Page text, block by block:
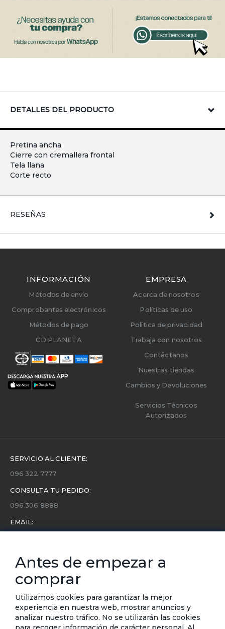
DETALLES DEL PRODUCTO
Pretina ancha
Cierre con cremallera frontal
Tela llana
Corte recto
RESEÑAS
INFORMACIÓN
Métodos de envío
Comprobantes electrónicos
Métodos de pago
CD PLANETA
EMPRESA
Acerca de nosotros
Políticas de uso
Política de privacidad
Trabaja con nosotros
Contáctanos
Nuestras tiendas
Cambios y Devoluciones
Servicios Técnicos
Autorizados
SERVICIO AL CLIENTE:
096 322 7777
CONSULTA TU PEDIDO:
096 306 8888
EMAIL:
Conoce toda la información sobre últimas colecciones,
eventos y ofertas.
Subscríbete a nuestro newsletter
SUSCRIBIRSE
Antes de empezar a
comprar
Utilizamos cookies para garantizar la mejor
experiencia en nuestra web, mostrar anuncios y
analizar nuestro tráfico. No se utilizarán las cookies